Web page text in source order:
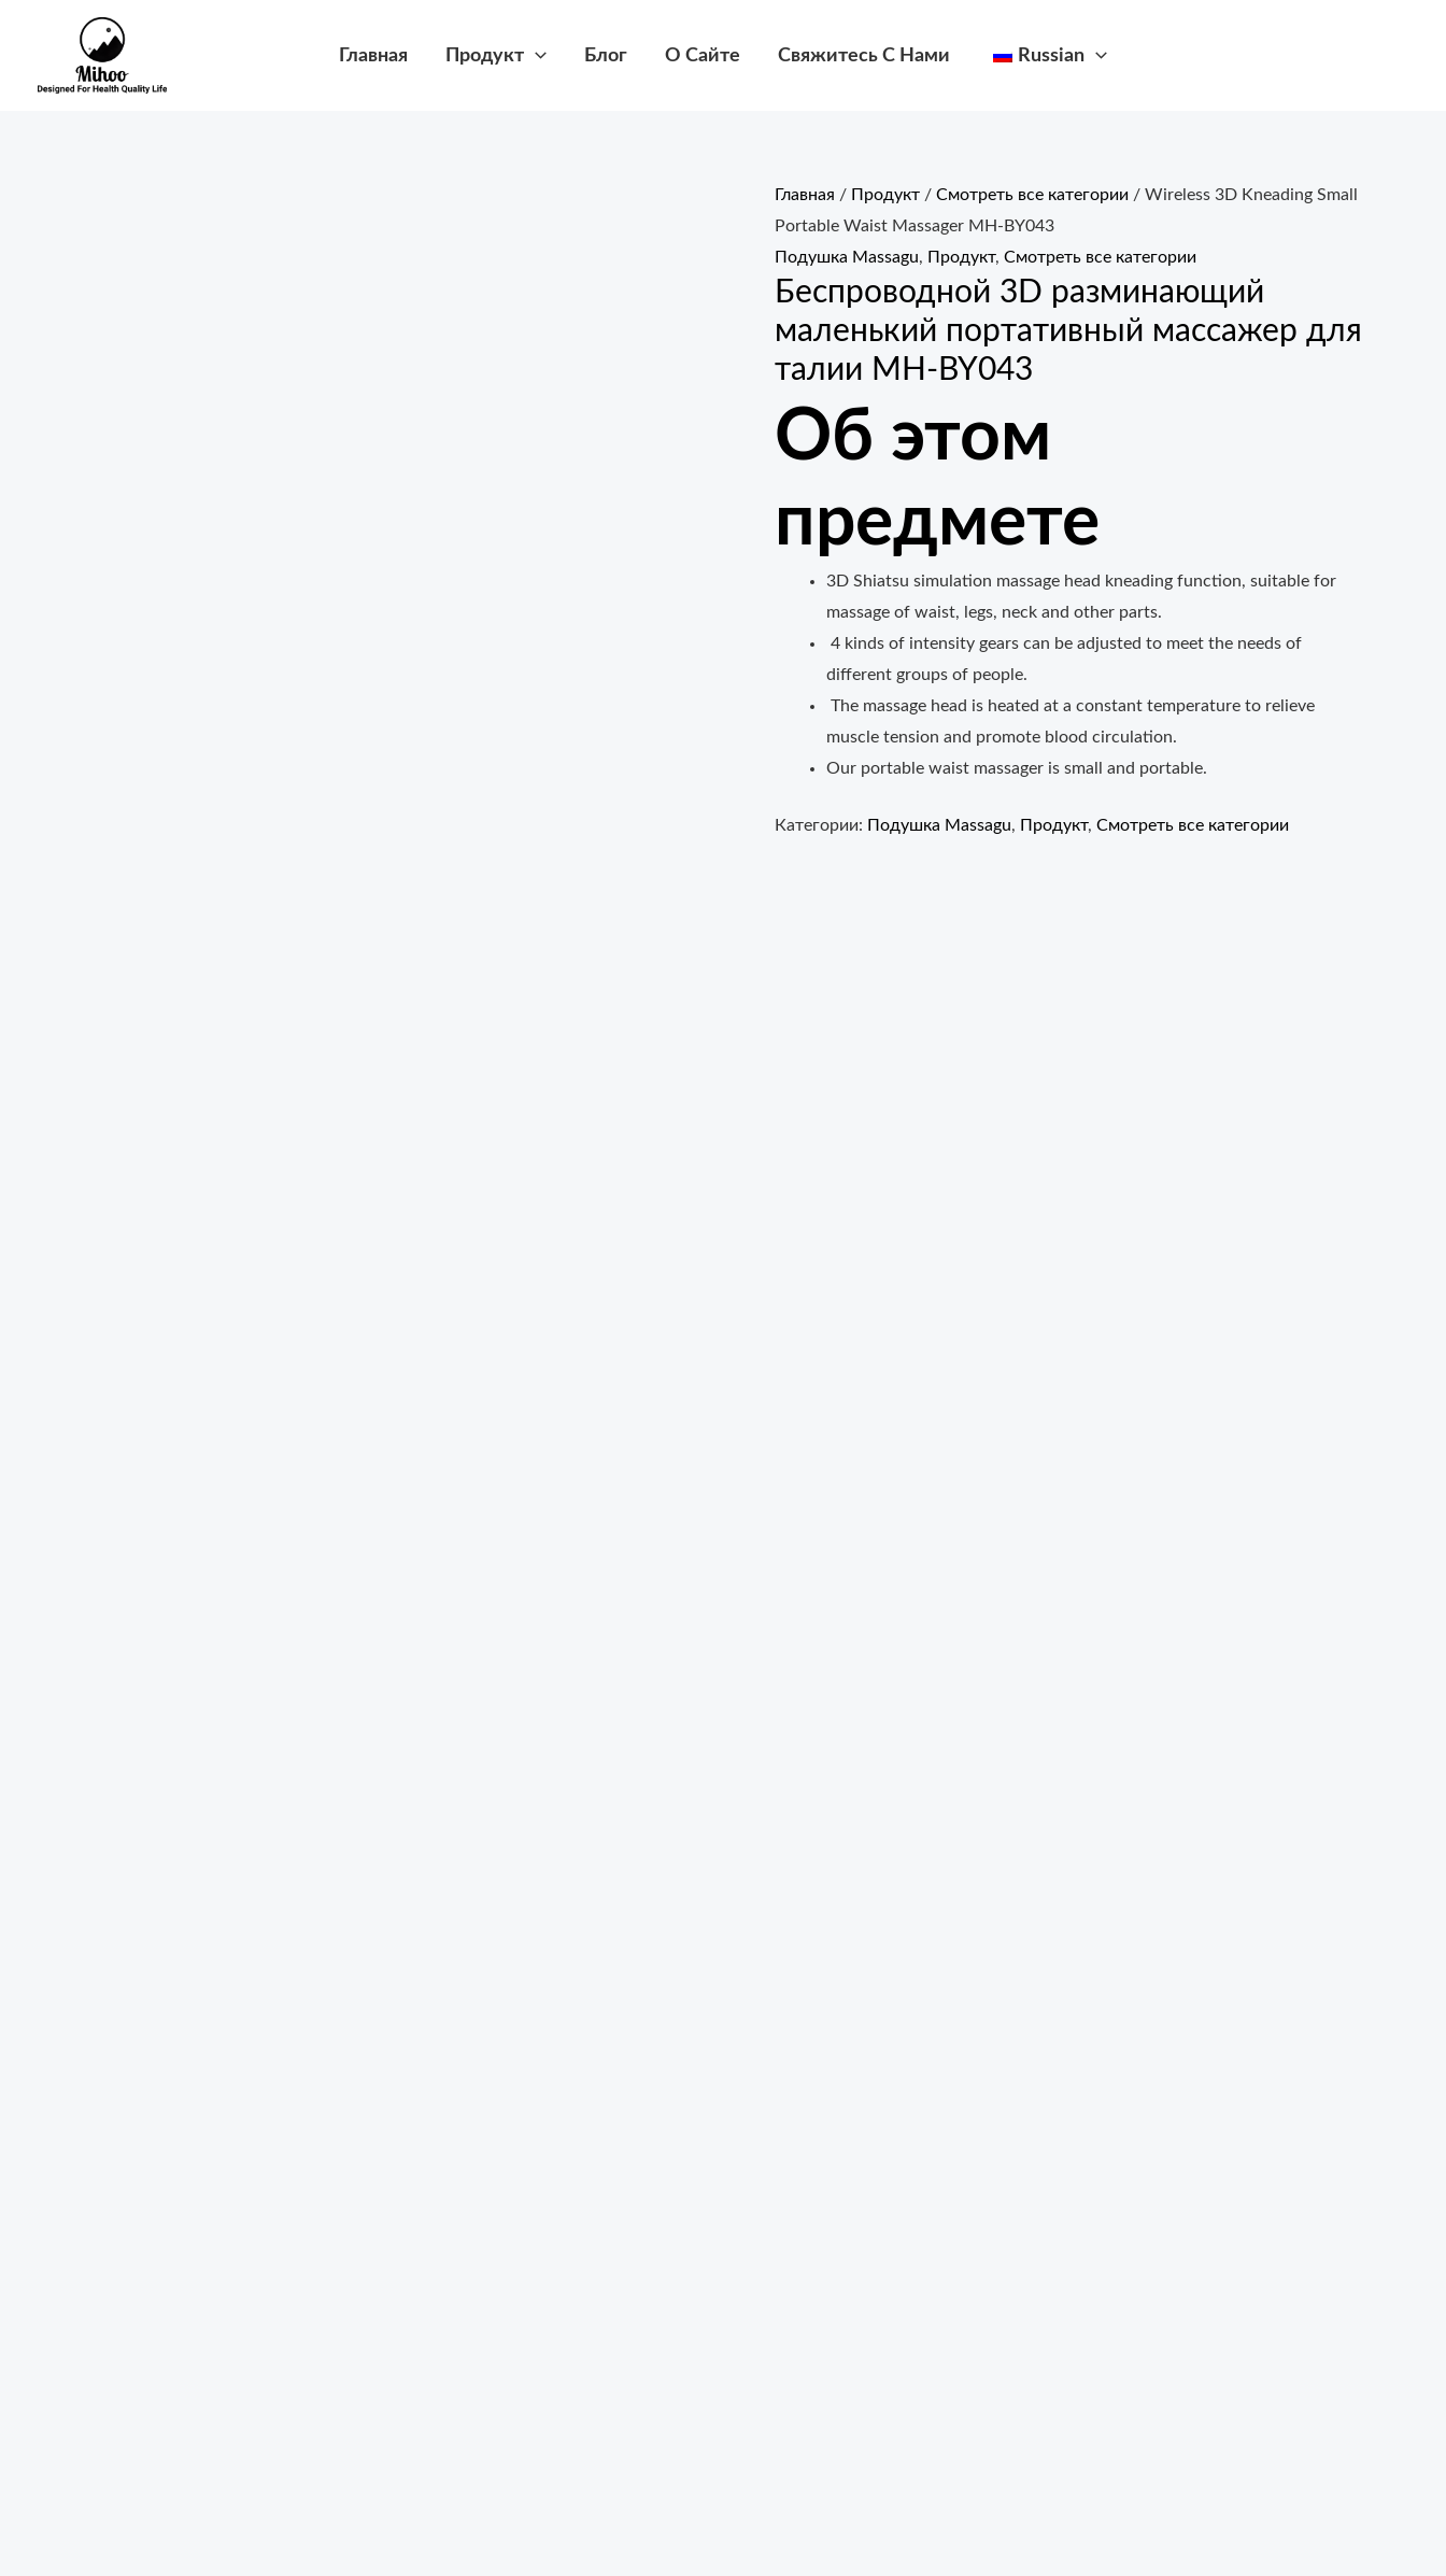
содержимому
Главная Продукт Блог О Сайте Свяжитесь С Нами Russian
Главная / Продукт / Смотреть все категории / Wireless 3D Kneading Small
Portable Waist Massager MH-BY043
Подушка Massagu, Продукт, Смотреть все категории
Беспроводной 3D разминающий
маленький портативный массажер для
талии MH-BY043
Об этом
предмете
3D Shiatsu simulation massage head kneading function, suitable for
massage of waist, legs, neck and other parts.
4 kinds of intensity gears can be adjusted to meet the needs of
different groups of people.
The massage head is heated at a constant temperature to relieve
muscle tension and promote blood circulation.
Our portable waist massager is small and portable.
Категории: Подушка Massagu, Продукт, Смотреть все категории